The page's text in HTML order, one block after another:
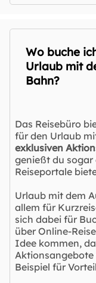
Wo buche
Urlaub mit
Bahn?
Das Reisebüro
für den Urlaub
exklusiven
genießt du sogar
Reiseportale
Urlaub mit dem
allem für
sich dabei für
über Online-
Idee kommen,
Aktionsangebote
Beispiel für